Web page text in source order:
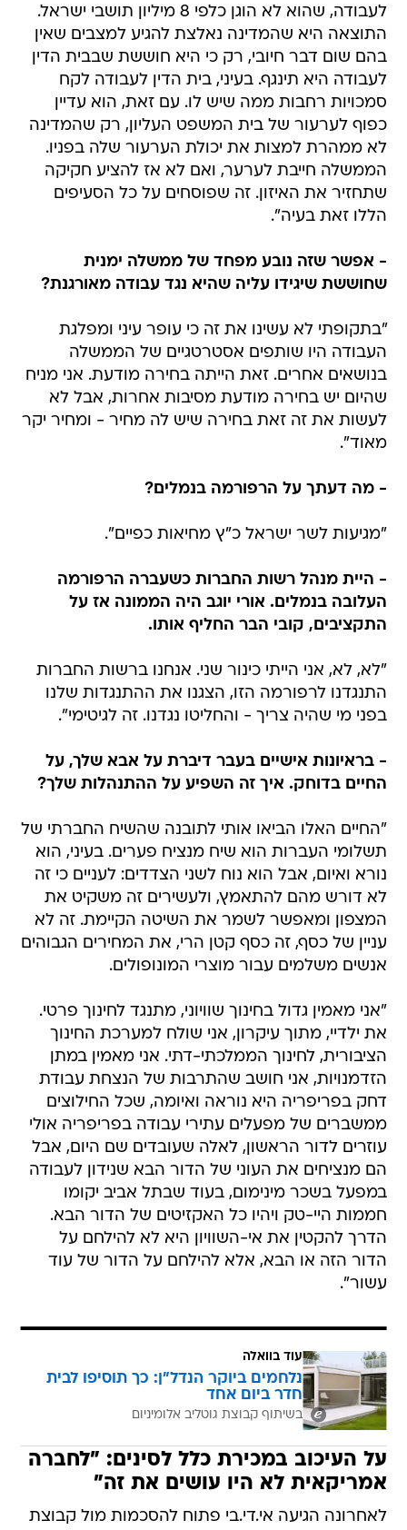
לעבודה, שהוא לא הוגן כלפי 8 מיליון תושבי ישראל.
התוצאה היא שהמדינה נאלצת להגיע למצבים שאין
בהם שום דבר חיובי, רק כי היא חוששת שבבית הדין
לעבודה היא תינגף. בעיני, בית הדין לעבודה לקח
סמכויות רחבות ממה שיש לו. עם זאת, הוא עדיין
כפוף לערעור של בית המשפט העליון, רק שהמדינה
לא ממהרת למצות את יכולת הערעור שלה בפניו.
הממשלה חייבת לערער, ואם לא אז להציע חקיקה
שתחזיר את האיזון. זה שפוסחים על כל הסעיפים
הללו זאת בעיה".
- אפשר שזה נובע מפחד של ממשלה ימנית
שחוששת שיגידו עליה שהיא נגד עבודה מאורגנת?
"בתקופתי לא עשינו את זה כי עופר עיני ומפלגת
העבודה היו שותפים אסטרטגיים של הממשלה
בנושאים אחרים. זאת הייתה בחירה מודעת. אני מניח
שהיום יש בחירה מודעת מסיבות אחרות, אבל לא
לעשות את זה זאת בחירה שיש לה מחיר - ומחיר יקר
מאוד".
- מה דעתך על הרפורמה בנמלים?
"מגיעות לשר ישראל כ"ץ מחיאות כפיים".
- היית מנהל רשות החברות כשעברה הרפורמה
העלובה בנמלים. אורי יוגב היה הממונה אז על
התקציבים, קובי הבר החליף אותו.
"לא, לא, אני הייתי כינור שני. אנחנו ברשות החברות
התנגדנו לרפורמה הזו, הצגנו את ההתנגדות שלנו
בפני מי שהיה צריך - והחליטו נגדנו. זה לגיטימי".
- בראיונות אישיים בעבר דיברת על אבא שלך, על
החיים בדוחק. איך זה השפיע על ההתנהלות שלך?
"החיים האלו הביאו אותי לתובנה שהשיח החברתי של
תשלומי העברות הוא שיח מנציח פערים. בעיני, הוא
נורא ואיום, אבל הוא נוח לשני הצדדים: לעניים כי זה
לא דורש מהם להתאמץ, ולעשירים זה משקיט את
המצפון ומאפשר לשמר את השיטה הקיימת. זה לא
עניין של כסף, זה כסף קטן הרי, את המחירים הגבוהים
אנשים משלמים עבור מוצרי המונופולים.
"אני מאמין גדול בחינוך שוויוני, מתנגד לחינוך פרטי.
את ילדיי, מתוך עיקרון, אני שולח למערכת החינוך
הציבורית, לחינוך הממלכתי-דתי. אני מאמין במתן
הזדמנויות, אני חושב שהתרבות של הנצחת עבודת
דחק בפריפריה היא נוראה ואיומה, שכל החילוצים
ממשברים של מפעלים עתירי עבודה בפריפריה אולי
עוזרים לדור הראשון, לאלה שעובדים שם היום, אבל
הם מנציחים את העוני של הדור הבא שנידון לעבודה
במפעל בשכר מינימום, בעוד שבתל אביב יקומו
חממות היי-טק ויהיו כל האקזיטים של הדור הבא.
הדרך להקטין את אי-השוויון היא לא להילחם על
הדור הזה או הבא, אלא להילחם על הדור של עוד
עשור".
עוד בוואלה
נלחמים ביוקר הנדל"ן: כך תוסיפו לבית
חדר ביום אחד
בשיתוף קבוצת גוטליב אלומיניום
על העיכוב במכירת כלל לסינים: "לחברה
אמריקאית לא היו עושים את זה"
לאחרונה הגיעה אי.די.בי פתוח להסכמות מול קבוצת